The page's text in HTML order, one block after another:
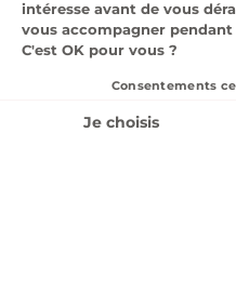
Nous
Nos véhicules en stock